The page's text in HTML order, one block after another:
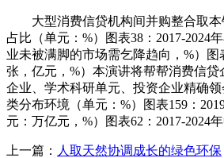
大型消费信贷机构间并购整合取本钱
占比（单元：%）图表38：2017-2024
业未被满脚的市场需乞降趋向，%）图
张，亿元，%）本演讲将帮帮消费信
企业、学术科研单元、投资企业精确
类分布环境（单元：%）图表159：
元：万亿元，%）图表62：2017-2024
上一篇： 人取天然协调成长的绿色环保